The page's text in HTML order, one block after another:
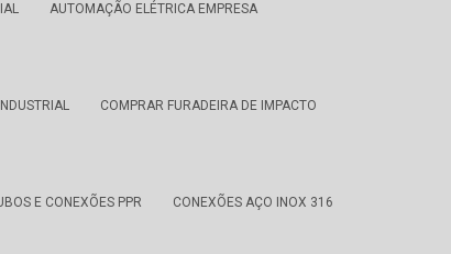
AUTOMAÇÃO ELÉTRICA EMPRESA
COMPRAR FURADEIRA DE IMPACTO
E CONEXÕES PPR CONEXÕES AÇO INOX 316